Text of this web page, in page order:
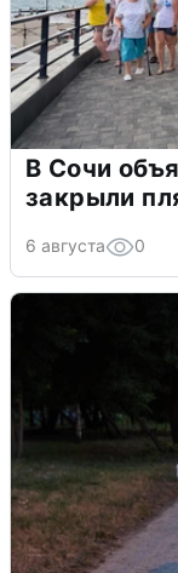
В Сочи
закрыли
6 августа 0